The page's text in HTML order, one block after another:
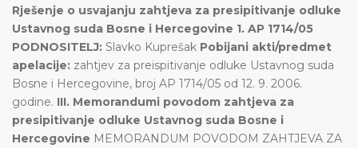
Rješenje o usvajanju zahtjeva za presipitivanje odluke
Ustavnog suda Bosne i Hercegovine 1. AP 1714/05
PODNOSITELJ: Slavko Kuprešak Pobijani akti/predmet
apelacije: zahtjev za preispitivanje odluke Ustavnog suda
Bosne i Hercegovine, broj AP 1714/05 od 12. 9. 2006.
godine. III. Memorandumi povodom zahtjeva za
presipitivanje odluke Ustavnog suda Bosne i
Hercegovine MEMORANDUM POVODOM ZAHTJEVA ZA